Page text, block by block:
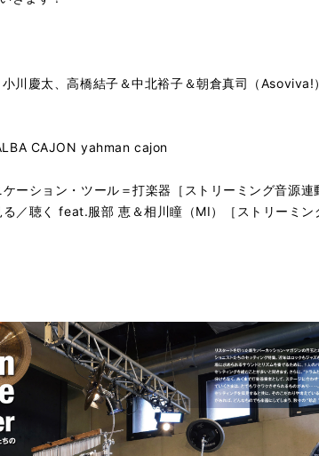
川慶太、⾼橋結⼦＆中北裕⼦＆朝倉真司（Asoviva!
CAJON yahman cajon
ション・ツール＝打楽器［ストリーミング音源連
聴く feat.服部 恵＆相川瞳（MI）［ストリーミン